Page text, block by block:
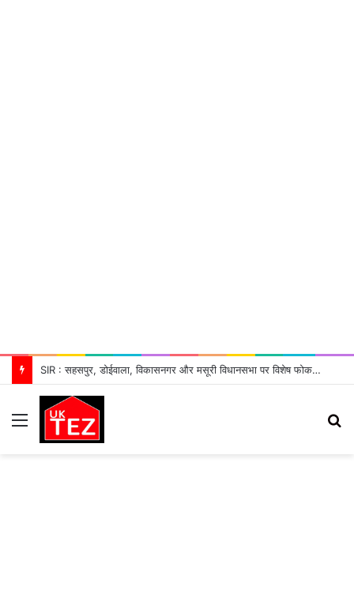
SIR : सहसपुर, डोईवाला, विकासनगर और मसूरी विधानसभा पर विशेष फोकस के निर्देश
Menu